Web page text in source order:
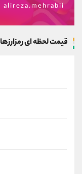
alireza.mehrabii
قیمت لحظه ای رمزارزها